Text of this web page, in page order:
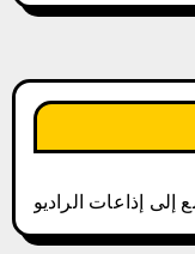
إلى إذاعات الراديو